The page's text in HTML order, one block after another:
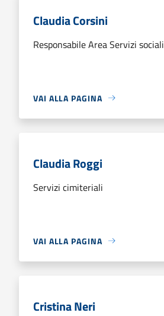
Claudia Corsini
Responsabile Area Servizi sociali
VAI ALLA PAGINA
Claudia Roggi
Servizi cimiteriali
VAI ALLA PAGINA
Cristina Neri